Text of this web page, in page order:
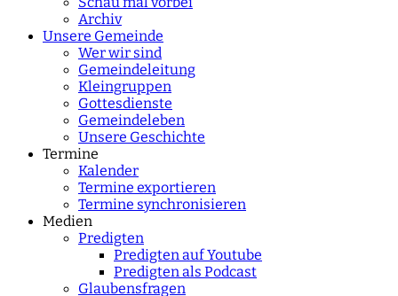
Archiv
Unsere Gemeinde
Wer wir sind
Gemeindeleitung
Kleingruppen
Gottesdienste
Gemeindeleben
Unsere Geschichte
Termine
Kalender
Termine exportieren
Termine synchronisieren
Medien
Predigten
Predigten auf Youtube
Predigten als Podcast
Glaubensfragen